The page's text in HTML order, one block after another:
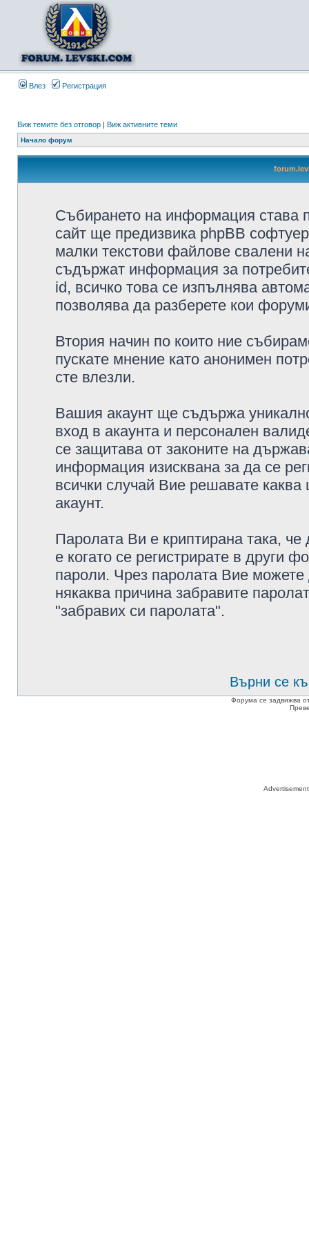
Влез Регистрация
Виж темите без отговор | Виж активните теми
Начало форум
Събирането на информация става
сайт ще предизвика phpBB
малки текстови файлове свалени
съдържат информация за
id, всичко това се изпълнява
позволява да разберете кои
Втория начин по които ние
пускате мнение като анонимен
сте влезли.
Вашия акаунт ще съдържа
вход в акаунта и персонален
се защитава от законите на
информация изисквана за да се
всички случай Вие решавате
акаунт.
Паролата Ви е криптирана така,
е когато се регистрирате в други
пароли. Чрез паролата Вие можете
някаква причина забравите
"забравих си паролата".
Върни се
Форума се задвижва